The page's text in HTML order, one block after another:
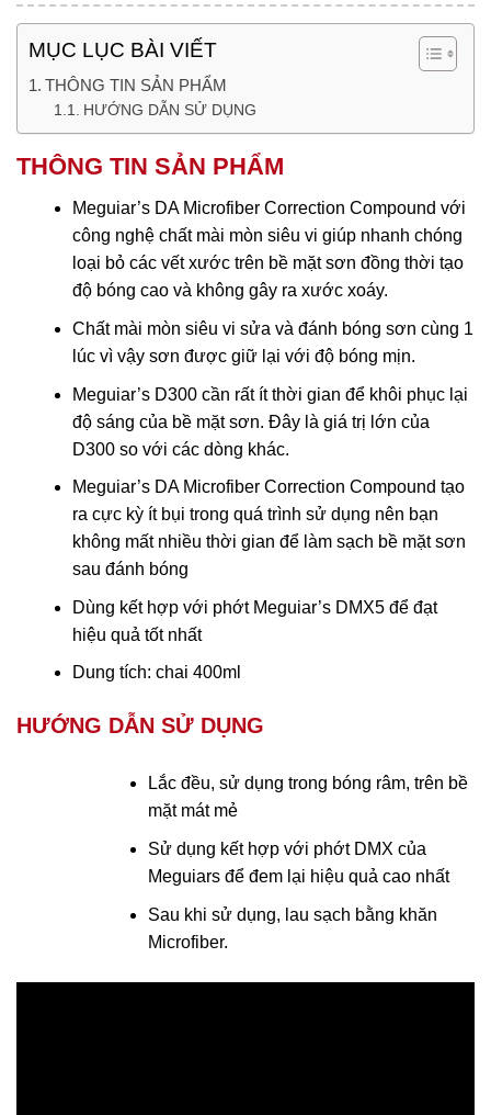
MỤC LỤC BÀI VIẾT
THÔNG TIN SẢN PHẨM
HƯỚNG DẪN SỬ DỤNG
THÔNG TIN SẢN PHẨM
Meguiar’s DA Microfiber Correction Compound với
công nghệ chất mài mòn siêu vi giúp nhanh chóng
loại bỏ các vết xước trên bề mặt sơn đồng thời tạo
độ bóng cao và không gây ra xước xoáy.
Chất mài mòn siêu vi sửa và đánh bóng sơn cùng 1
lúc vì vậy sơn được giữ lại với độ bóng mịn.
Meguiar’s D300 cần rất ít thời gian để khôi phục lại
độ sáng của bề mặt sơn. Đây là giá trị lớn của
D300 so với các dòng khác.
Meguiar’s DA Microfiber Correction Compound tạo
ra cực kỳ ít bụi trong quá trình sử dụng nên bạn
không mất nhiều thời gian để làm sạch bề mặt sơn
sau đánh bóng
Dùng kết hợp với phớt Meguiar’s DMX5 để đạt
hiệu quả tốt nhất
Dung tích: chai 400ml
HƯỚNG DẪN SỬ DỤNG
Lắc đều, sử dụng trong bóng râm, trên bề
mặt mát mẻ
Sử dụng kết hợp với phớt DMX của
Meguiars để đem lại hiệu quả cao nhất
Sau khi sử dụng, lau sạch bằng khăn
Microfiber.